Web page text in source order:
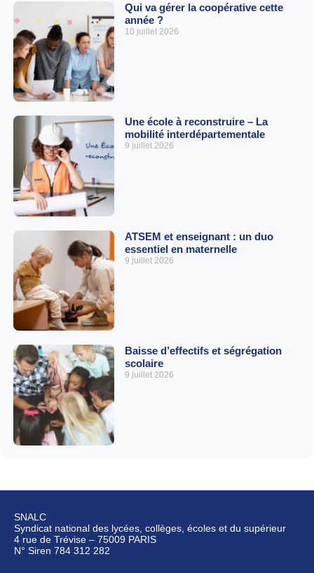
Qui va gérer la coopérative cette
année ?
10 juillet 2026
Une école à reconstruire – La
mobilité interdépartementale
9 juillet 2026
ATSEM et enseignant : un duo
essentiel en maternelle
9 juillet 2026
Baisse d’effectifs et ségrégation
scolaire
9 juillet 2026
SNALC
Syndicat national des lycées, collèges, écoles et du supérieur
4 rue de Trévise – 75009 PARIS
N° Siren 784 312 282